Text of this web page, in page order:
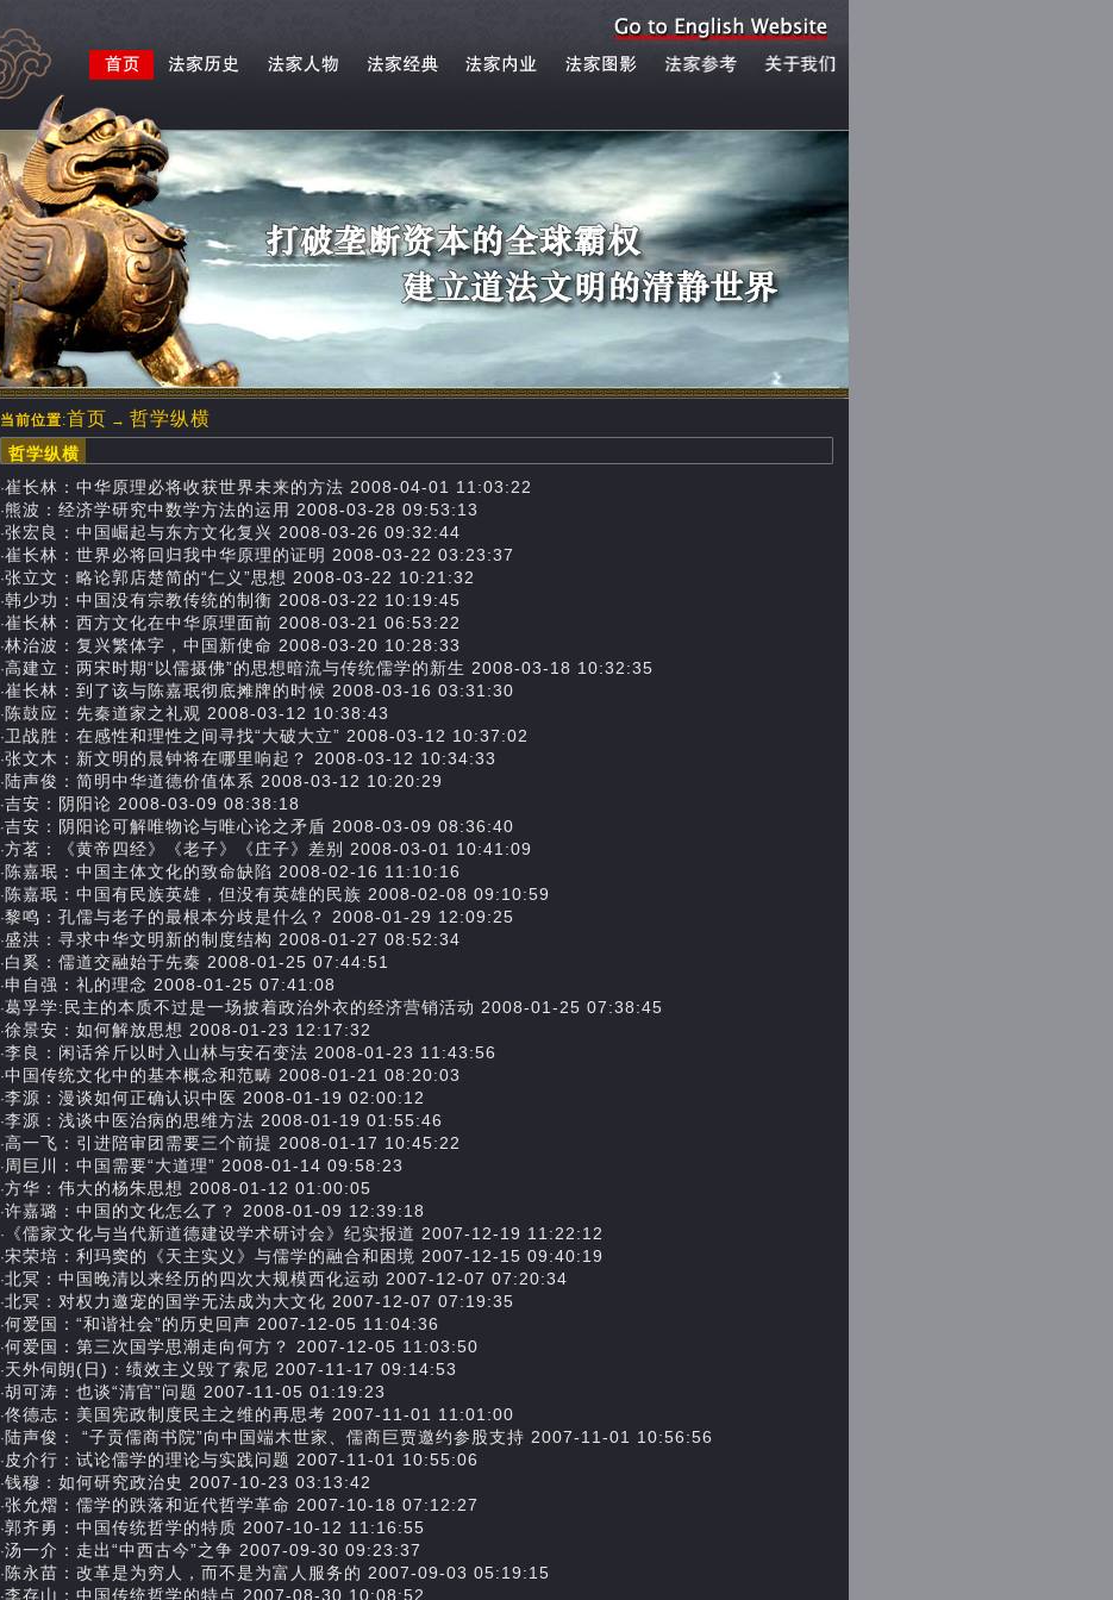
当前位置:首页 → 哲学纵横
哲学纵横
·崔长林：中华原理必将收获世界未来的方法 2008-04-01 11:03:22
·熊波：经济学研究中数学方法的运用 2008-03-28 09:53:13
·张宏良：中国崛起与东方文化复兴 2008-03-26 09:32:44
·崔长林：世界必将回归我中华原理的证明 2008-03-22 03:23:37
·张立文：略论郭店楚简的“仁义”思想 2008-03-22 10:21:32
·韩少功：中国没有宗教传统的制衡 2008-03-22 10:19:45
·崔长林：西方文化在中华原理面前 2008-03-21 06:53:22
·林治波：复兴繁体字，中国新使命 2008-03-20 10:28:33
·高建立：两宋时期“以儒摄佛”的思想暗流与传统儒学的新生 2008-03-18 10:32:35
·崔长林：到了该与陈嘉珉彻底摊牌的时候 2008-03-16 03:31:30
· 陈鼓应：先秦道家之礼观 2008-03-12 10:38:43
·卫战胜：在感性和理性之间寻找“大破大立” 2008-03-12 10:37:02
·张文木：新文明的晨钟将在哪里响起？ 2008-03-12 10:34:33
· 陆声俊：简明中华道德价值体系 2008-03-12 10:20:29
·吉安：阴阳论 2008-03-09 08:38:18
·吉安：阴阳论可解唯物论与唯心论之矛盾 2008-03-09 08:36:40
·方茗：《黄帝四经》《老子》《庄子》差别 2008-03-01 10:41:09
· 陈嘉珉：中国主体文化的致命缺陷 2008-02-16 11:10:16
· 陈嘉珉：中国有民族英雄，但没有英雄的民族 2008-02-08 09:10:59
·黎鸣：孔儒与老子的最根本分歧是什么？ 2008-01-29 12:09:25
·盛洪：寻求中华文明新的制度结构 2008-01-27 08:52:34
·白奚：儒道交融始于先秦 2008-01-25 07:44:51
·申自强：礼的理念 2008-01-25 07:41:08
·葛孚学:民主的本质不过是一场披着政治外衣的经济营销活动 2008-01-25 07:38:45
·徐景安：如何解放思想 2008-01-23 12:17:32
·李良：闲话斧斤以时入山林与安石变法 2008-01-23 11:43:56
·中国传统文化中的基本概念和范畴 2008-01-21 08:20:03
·李源：漫谈如何正确认识中医 2008-01-19 02:00:12
·李源：浅谈中医治病的思维方法 2008-01-19 01:55:46
·高一飞：引进陪审团需要三个前提 2008-01-17 10:45:22
· 周巨川：中国需要“大道理” 2008-01-14 09:58:23
·方华：伟大的杨朱思想 2008-01-12 01:00:05
·许嘉璐：中国的文化怎么了？ 2008-01-09 12:39:18
· 《儒家文化与当代新道德建设学术研讨会》纪实报道 2007-12-19 11:22:12
·宋荣培：利玛窦的《天主实义》与儒学的融合和困境 2007-12-15 09:40:19
·北冥：中国晚清以来经历的四次大规模西化运动 2007-12-07 07:20:34
·北冥：对权力邀宠的国学无法成为大文化 2007-12-07 07:19:35
·何爱国：“和谐社会”的历史回声 2007-12-05 11:04:36
·何爱国：第三次国学思潮走向何方？ 2007-12-05 11:03:50
·天外伺朗(日)：绩效主义毁了索尼 2007-11-17 09:14:53
·胡可涛：也谈“清官”问题 2007-11-05 01:19:23
·佟德志：美国宪政制度民主之维的再思考 2007-11-01 11:01:00
· 陆声俊： “子贡儒商书院”向中国端木世家、儒商巨贾邀约参股支持 2007-11-01 10:56:56
· 皮介行：试论儒学的理论与实践问题 2007-11-01 10:55:06
·钱穆：如何研究政治史 2007-10-23 03:13:42
·张允熠：儒学的跌落和近代哲学革命 2007-10-18 07:12:27
·郭齐勇：中国传统哲学的特质 2007-10-12 11:16:55
·汤一介：走出“中西古今”之争 2007-09-30 09:23:37
· 陈永苗：改革是为穷人，而不是为富人服务的 2007-09-03 05:19:15
·李存山：中国传统哲学的特点 2007-08-30 10:08:52